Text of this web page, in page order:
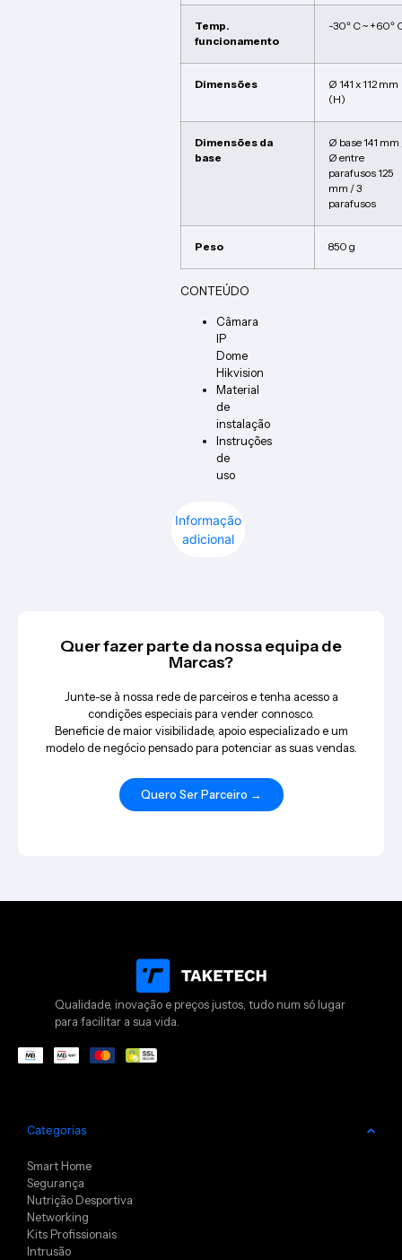
Informação
adicional
Temp.
funcionamento
-30º C ~ +60º
Dimensões
Ø 141 x 112 mm
(H)
Dimensões da
base
Ø base 141 mm
Ø entre
parafusos 125
mm / 3
parafusos
Peso 850 g
CONTEÚDO
Câmara
IP
Dome
Hikvision
Material
de
instalação
Instruções
de
uso
Quer fazer parte da nossa equipa de
Marcas?
Junte-se à nossa rede de parceiros e tenha acesso a
condições especiais para vender connosco.
Beneficie de maior visibilidade, apoio especializado e um
modelo de negócio pensado para potenciar as suas vendas.
Quero Ser Parceiro →
Qualidade, inovação e preços justos, tudo num só lugar
para facilitar a sua vida.
Categorias
Smart Home
Segurança
Nutrição Desportiva
Networking
Kits Profissionais
Intrusão